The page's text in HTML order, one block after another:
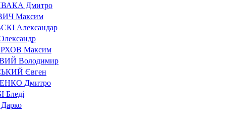
Дмитро
Максим
Александар
Максим
Володимир
Євген
Дмитро